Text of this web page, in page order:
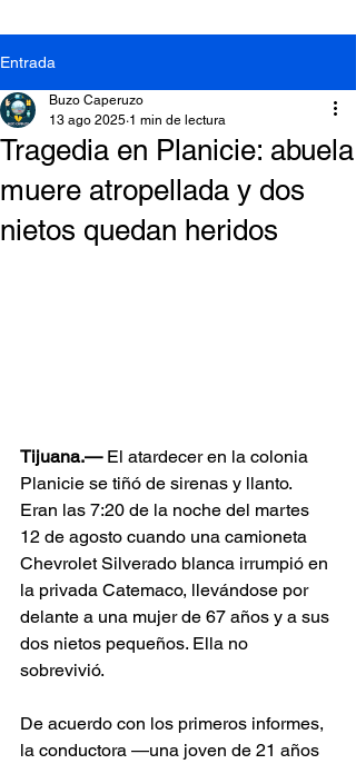
Entrada
Tragedia en Planicie: abuela
muere atropellada y dos
nietos quedan heridos
Buzo Caperuzo
13 ago 2025 1 min de lectura
Tijuana.— El atardecer en la colonia
Planicie se tiñó de sirenas y llanto.
Eran las 7:20 de la noche del martes
12 de agosto cuando una camioneta
Chevrolet Silverado blanca irrumpió en
la privada Catemaco, llevándose por
delante a una mujer de 67 años y a sus
dos nietos pequeños. Ella no
sobrevivió.
De acuerdo con los primeros informes,
la conductora —una joven de 21 años